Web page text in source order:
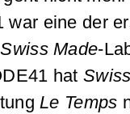
eine der
Swiss Made-
hat
Le Temps